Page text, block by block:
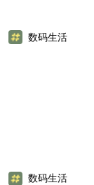
数码生活
数码生活